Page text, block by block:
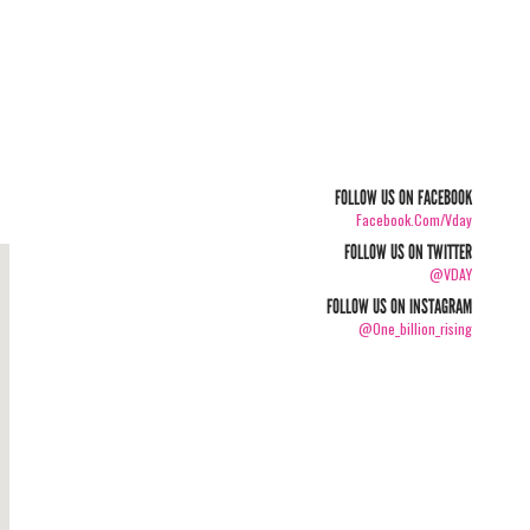
FOLLOW US ON FACEBOOK
Facebook.com/vday
FOLLOW US ON TWITTER
@VDAY
FOLLOW US ON INSTAGRAM
@one_billion_rising